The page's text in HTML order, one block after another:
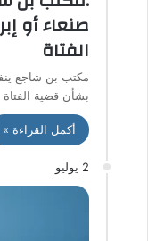
صنعاء أو
الفتاة
مكتب بن شاجع
بشأن قضية
أكمل القراءة »
2 يوليو